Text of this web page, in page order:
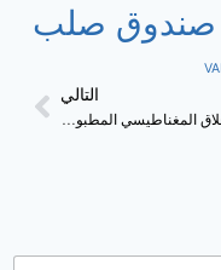
صندوق صلب
التالي
علب الإغلاق المغناطيسي المطبوعة صناديق الإغلاق المغناطيسي منخفضة موك الصين المورد OEM